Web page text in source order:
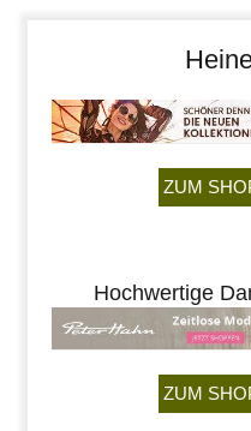
ZUM
Hochwertige
ZUM